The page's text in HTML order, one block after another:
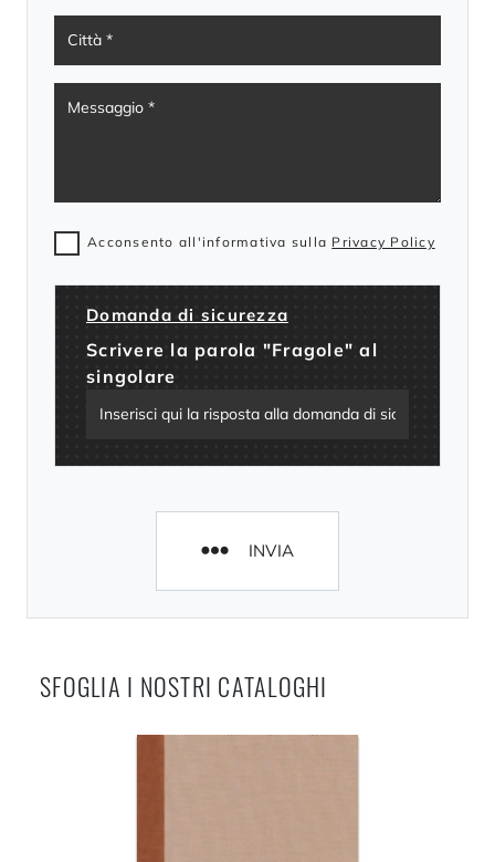
Acconsento all'informativa sulla Privacy Policy
Domanda di sicurezza
Scrivere la parola "Fragole" al
singolare
INVIA
SFOGLIA I NOSTRI CATALOGHI